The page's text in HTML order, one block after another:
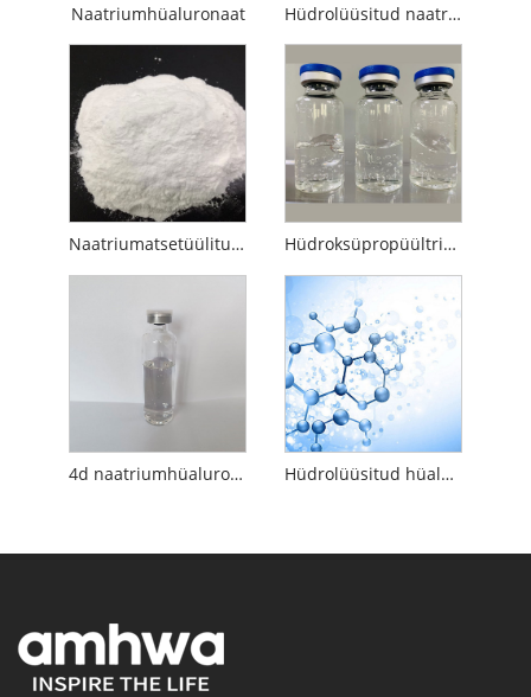
Naatriumhüaluronaat Hüdrolüüsitud naatriumhüaluronaat
Naatriumatsetüülitud hüaluronaat Hüdroksüpropüültrimooniumhüaluronaat
4d naatriumhüaluronaat Hüdrolüüsitud hüaluroonhape